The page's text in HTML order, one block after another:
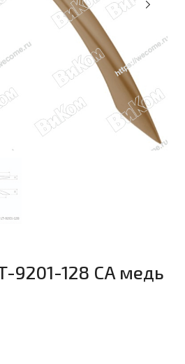
9201-128 CA медь